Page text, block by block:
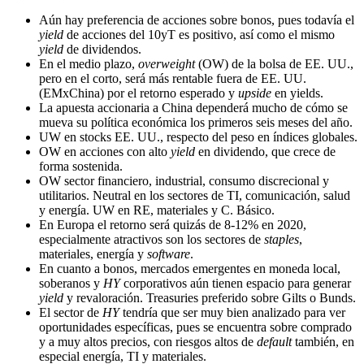
Aún hay preferencia de acciones sobre bonos, pues todavía el
yield de acciones del 10yT es positivo, así como el mismo
yield de dividendos.
En el medio plazo, overweight(OW) de la bolsa de EE. UU.,
pero en el corto, será más rentable fuera de EE. UU.
(EMxChina) por el retorno esperado y upside en yields.
La apuesta accionaria a China dependerá mucho de cómo se
mueva su política económica los primeros seis meses del año.
UW en stocks EE. UU., respecto del peso en índices globales.
OW en acciones con alto yield en dividendo, que crece de
forma sostenida.
OW sector financiero, industrial, consumo discrecional y
utilitarios. Neutral en los sectores de TI, comunicación, salud
y energía. UW en RE, materiales y C. Básico.
En Europa el retorno será quizás de 8-12% en 2020,
especialmente atractivos son los sectores de staples,
materiales, energía y software.
En cuanto a bonos, mercados emergentes en moneda local,
soberanos y HYcorporativos aún tienen espacio para generar
yield y revaloración. Treasuries preferido sobre Gilts o Bunds.
El sector de HYtendría que ser muy bien analizado para ver
oportunidades específicas, pues se encuentra sobre comprado
y a muy altos precios, con riesgos altos de defaulttambién, en
especial energía, TI y materiales.